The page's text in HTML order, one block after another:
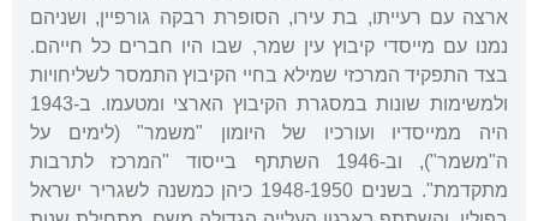
ארצה עם רעייתו, בת עירו, הסופרת רבקה גורפיין, ושניהם
נמנו עם מייסדי קיבוץ עין שמר, שבו היו חברים כל חייהם.
בצד התפקיד המרכזי שמילא בחיי הקיבוץ התמסר לשליחויות
ולמשימות שונות במסגרת הקיבוץ הארצי ומטעמו. ב-1943
היה ממייסדיו ועורכיו של היומון "משמר" (לימים על
ה"משמר"), וב-1946 השתתף בייסוד "המרכז לתרבות
מתקדמת". בשנים 1948-1950 כיהן כמשנה לשגריר ישראל